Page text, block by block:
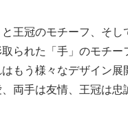
王冠のモチーフ、そし
られた「手」のモチー
もう様々なデザイン展
両手は友情、王冠は忠